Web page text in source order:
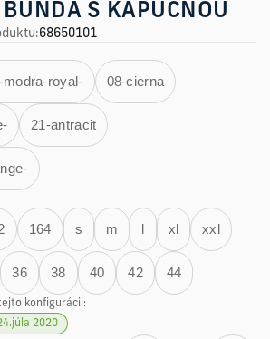
S KAPUCŇOU
:68650101
modra-royal- 08-cierna
21-antracit
164 s m l xl xxl
36 38 40 42 44
konfigurácii:
2020